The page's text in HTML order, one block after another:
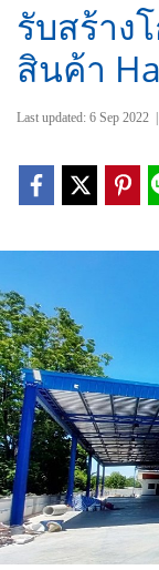
รับสร้าง
สินค้า
Last updated: 6 Sep 2022